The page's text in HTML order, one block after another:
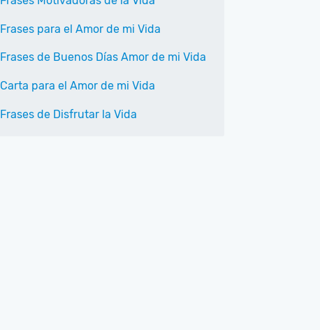
Frases para el Amor de mi Vida
Frases de Buenos Días Amor de mi Vida
Carta para el Amor de mi Vida
Frases de Disfrutar la Vida